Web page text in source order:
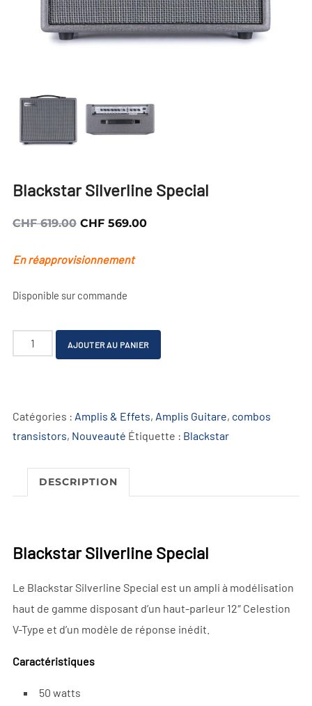
Blackstar Silverline Special
CHF619.00 Le
initial
CHF 619.00.
CHF569.00Le
En réapprovisionnement
Disponible sur commande
quantité
de
Special
AJOUTER AU PANIER
l
r
n
i
:
Catégories : Amplis & Effets, Amplis Guitare, combos
transistors, Nouveauté Étiquette : Blackstar
DESCRIPTION
Blackstar Silverline Special
Le Blackstar Silverline Special est un ampli à modélisation
haut de gamme disposant d’un haut-parleur 12″ Celestion
V-Type et d’un modèle de réponse inédit.
Caractéristiques
50 watts